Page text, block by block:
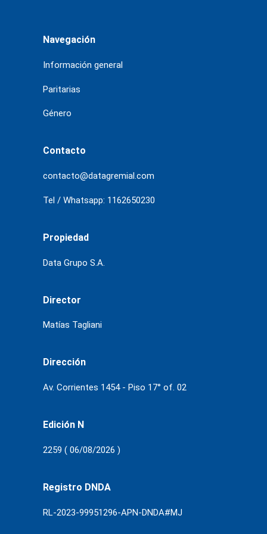
Navegación
Información general
Paritarias
Género
Contacto
contacto@datagremial.com
Tel / Whatsapp: 1162650230
Propiedad
Data Grupo S.A.
Director
Matías Tagliani
Dirección
Av. Corrientes 1454 - Piso 17° of. 02
Edición N
2259 ( 06/08/2026 )
Registro DNDA
RL-2023-99951296-APN-DNDA#MJ